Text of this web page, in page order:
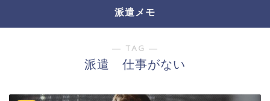
派遣メモ
― TAG ―
派遣 仕事がない